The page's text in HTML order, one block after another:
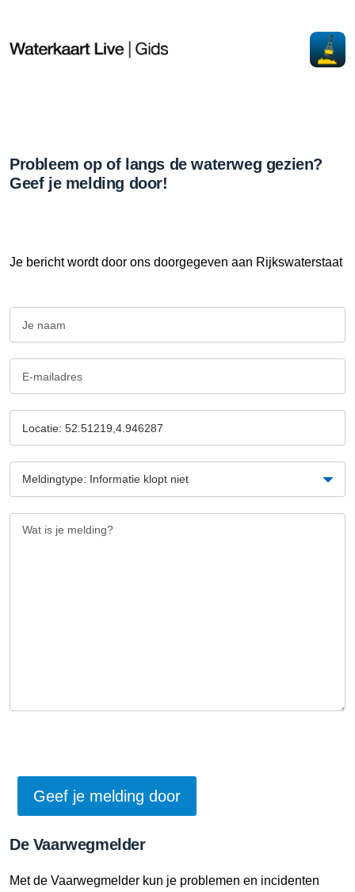
Probleem op of langs de waterweg gezien?
Geef je melding door!
Je bericht wordt door ons doorgegeven aan Rijkswaterstaat
De Vaarwegmelder
Met de Vaarwegmelder kun je problemen en incidenten